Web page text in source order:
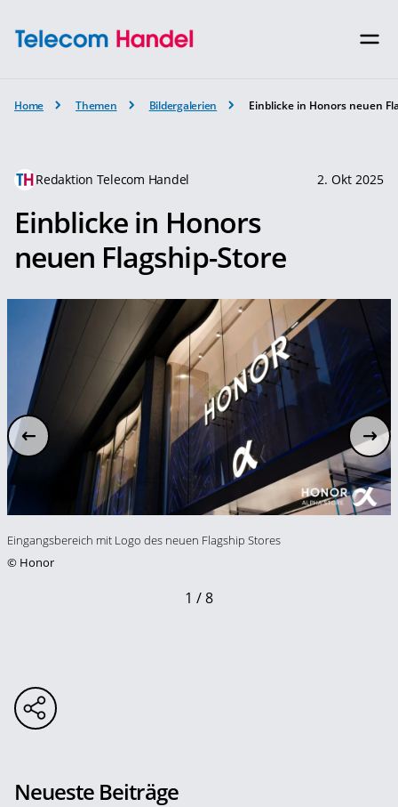
Home Themen Bildergalerien Einblicke in Honors neuen
Redaktion Telecom Handel 2. Okt 2025
Einblicke in Honors
neuen Flagship-Store
Eingangsbereich mit Logo des neuen Flagship Stores
© Honor
1 / 8
Neueste Beiträge